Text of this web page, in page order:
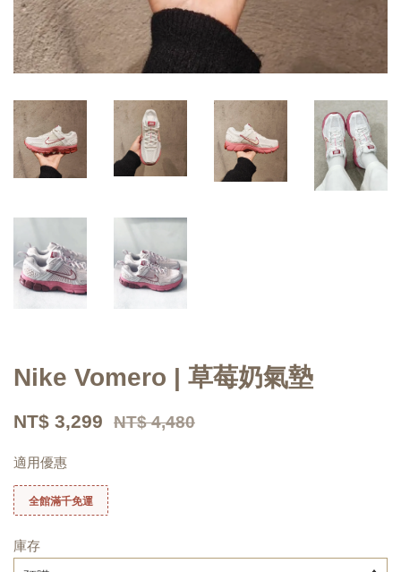
Nike Vomero | 草莓奶氣墊
NT$ 3,299 NT$ 4,480
適用優惠
全館滿千免運
庫存